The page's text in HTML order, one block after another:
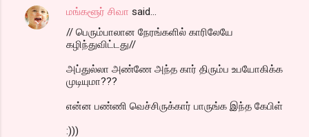
மங்களூர் சிவா said…
// பெரும்பாலான நேரங்களில் காரிலேயே
கழிந்துவிட்டது//
அப்துல்லா அண்ணே அந்த கார் திரும்ப உபயோகிக்க
முடியுமா???
என்ன பண்ணி வெச்சிருக்கார் பாருங்க இந்த கேபிள்
:)))